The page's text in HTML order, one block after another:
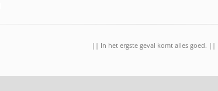
|| In het ergste geval komt alles goed. ||